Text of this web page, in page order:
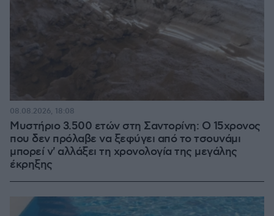
Μυστήριο 3.500 ετών στη Σαντορίνη: Ο 15χρονος
που δεν πρόλαβε να ξεφύγει από το τσουνάμι
μπορεί ν' αλλάξει τη χρονολογία της μεγάλης
έκρηξης
08.08.2026, 18:08